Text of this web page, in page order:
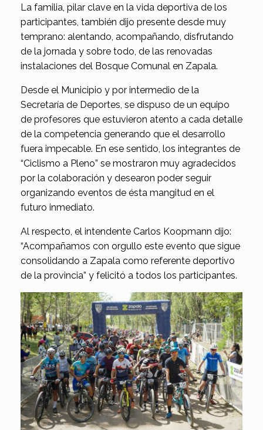
La familia, pilar clave en la vida deportiva de los
participantes, también dijo presente desde muy
temprano: alentando, acompañando, disfrutando
de la jornada y sobre todo, de las renovadas
instalaciones del Bosque Comunal en Zapala.
Desde el Municipio y por intermedio de la
Secretaría de Deportes, se dispuso de un equipo
de profesores que estuvieron atento a cada detalle
de la competencia generando que el desarrollo
fuera impecable. En ese sentido, los integrantes de
“Ciclismo a Pleno” se mostraron muy agradecidos
por la colaboración y desearon poder seguir
organizando eventos de ésta mangitud en el
futuro inmediato.
Al respecto, el intendente Carlos Koopmann dijo:
“Acompañamos con orgullo este evento que sigue
consolidando a Zapala como referente deportivo
de la provincia” y felicitó a todos los participantes.